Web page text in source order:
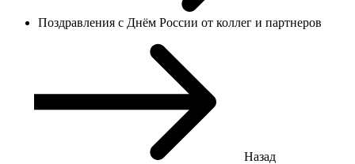
Поздравления с Днём России от коллег и партнеров
Назад